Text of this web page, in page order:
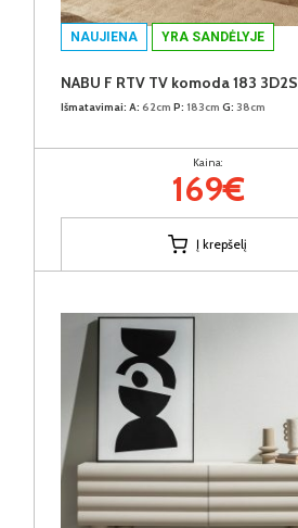
NAUJIENA YRA SANDĖLYJE
NABU F RTV TV komoda 183 3D2S
Išmatavimai: A: 62cm P: 183cm G: 38cm
Kaina:
169€
Į krepšelį